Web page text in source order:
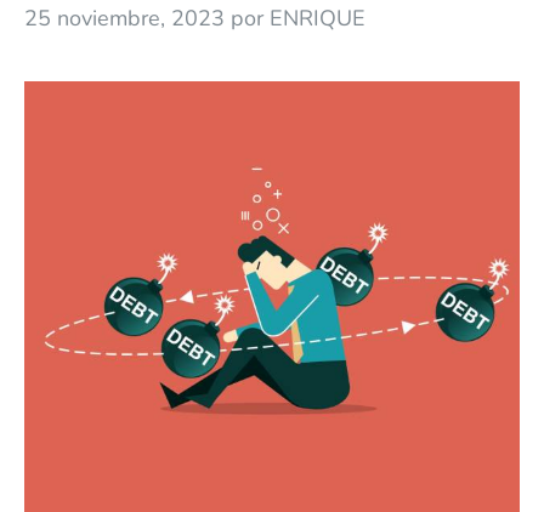
25 noviembre, 2023 por ENRIQUE